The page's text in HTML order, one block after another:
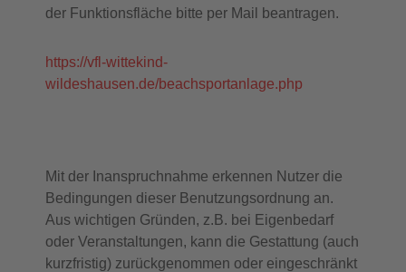
der Funktionsfläche bitte per Mail beantragen.
https://vfl-wittekind-
wildeshausen.de/beachsportanlage.php
Mit der Inanspruchnahme erkennen Nutzer die
Bedingungen dieser Benutzungsordnung an.
Aus wichtigen Gründen, z.B. bei Eigenbedarf
oder Veranstaltungen, kann die Gestattung (auch
kurzfristig) zurückgenommen oder eingeschränkt